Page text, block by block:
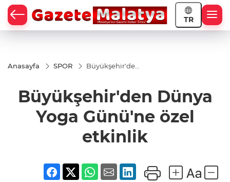
TR
Anasayfa SPOR
Büyükşehir'den
etkinlik
Büyükşehir'den Dünya
Yoga Günü'ne özel
etkinlik